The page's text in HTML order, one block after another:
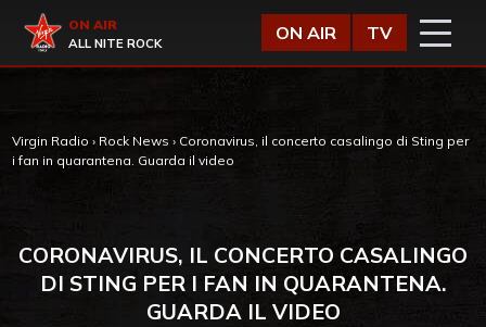
Virgin Radio
ON AIR
ALL NITE ROCK
ON AIR TV
Virgin Radio › Rock News › Coronavirus, il concerto casalingo di Sting per
i fan in quarantena. Guarda il video
CORONAVIRUS, IL CONCERTO CASALINGO
DI STING PER I FAN IN QUARANTENA.
GUARDA IL VIDEO